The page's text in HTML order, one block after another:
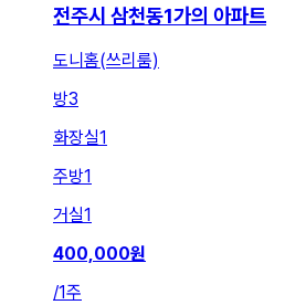
전주시 삼천동1가의 아파트
도니홈(쓰리룸)
방3
화장실1
주방1
거실1
400,000원
/1주